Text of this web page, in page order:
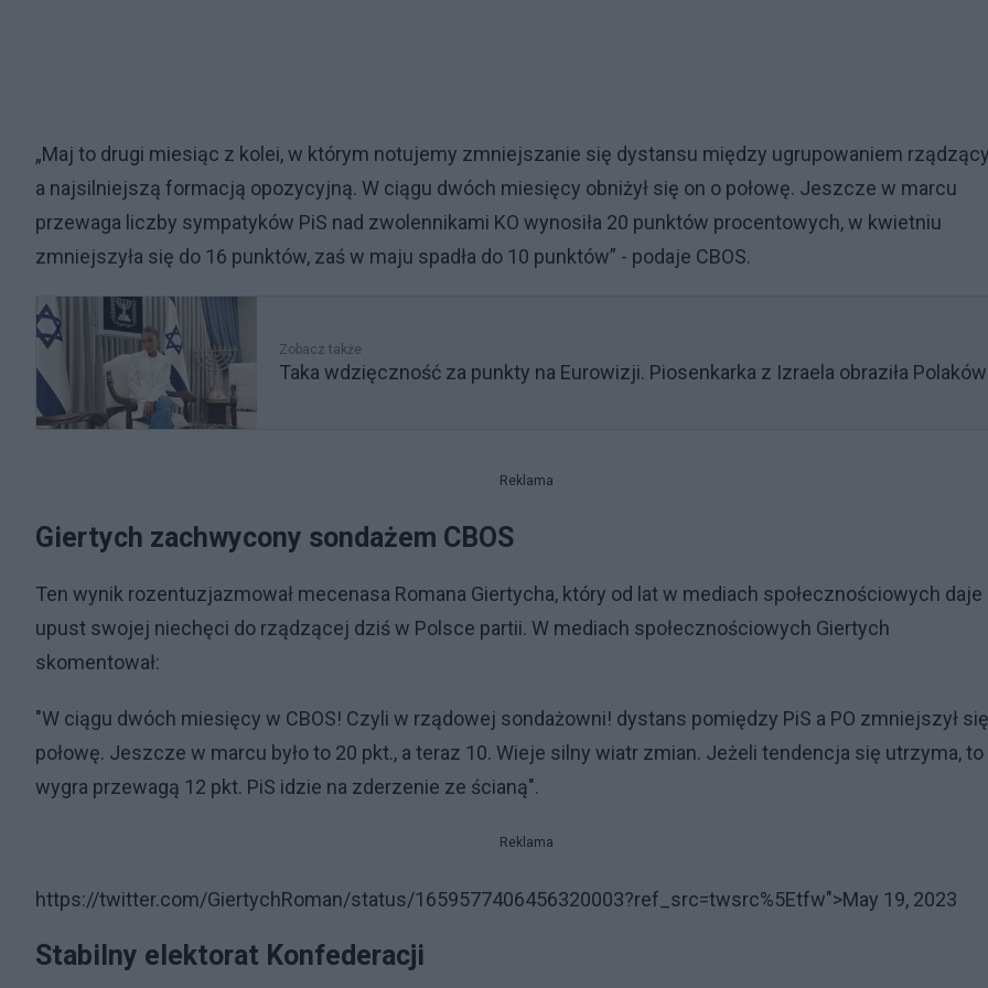
„Maj to drugi miesiąc z kolei, w którym notujemy zmniejszanie się dystansu między ugrupowaniem
a najsilniejszą formacją opozycyjną. W ciągu dwóch miesięcy obniżył się on o połowę. Jeszcze w marcu
przewaga liczby sympatyków PiS nad zwolennikami KO wynosiła 20 punktów procentowych, w kwietniu
zmniejszyła się do 16 punktów, zaś w maju spadła do 10 punktów” - podaje CBOS.
Zobacz także
Taka wdzięczność za punkty na Eurowizji. Piosenkarka z Izraela obraziła Polaków
Reklama
Giertych zachwycony sondażem CBOS
Ten wynik rozentuzjazmował mecenasa Romana Giertycha, który od lat w mediach społecznościowych daje
upust swojej niechęci do rządzącej dziś w Polsce partii. W mediach społecznościowych Giertych
skomentował:
"W ciągu dwóch miesięcy w CBOS! Czyli w rządowej sondażowni! dystans pomiędzy PiS a PO zmniejszył
połowę. Jeszcze w marcu było to 20 pkt., a teraz 10. Wieje silny wiatr zmian. Jeżeli tendencja się utrzyma, to
wygra przewagą 12 pkt. PiS idzie na zderzenie ze ścianą".
Reklama
https://twitter.com/GiertychRoman/status/1659577406456320003?ref_src=twsrc%5Etfw">May 19, 2023
Stabilny elektorat Konfederacji